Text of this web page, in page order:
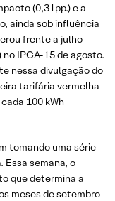
(0,31pp.) e a
ainda sob influência
frente a julho
no IPCA-15 de agosto.
nessa divulgação do
tarifária vermelha
100 kWh
tomando uma série
Essa semana, o
que determina a
meses de setembro